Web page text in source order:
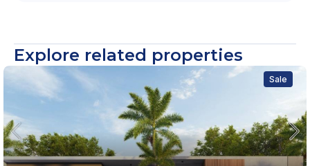
Explore related properties
Sale